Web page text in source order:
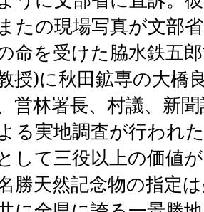
たの現場写真が文部
命を受けた脇水鉄五
授)に秋田鉱専の大橋
営林署長、村議、新
る実地調査が行われ
して三役以上の価値
勝天然記念物の指定